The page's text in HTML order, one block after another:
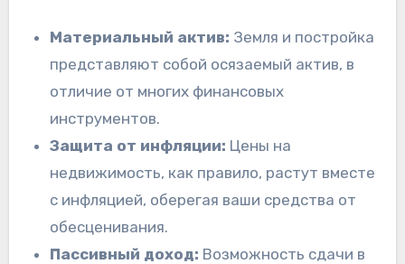
Материальный актив: Земля и постройка
представляют собой осязаемый актив, в
отличие от многих финансовых
инструментов.
Защита от инфляции: Цены на
недвижимость, как правило, растут вместе
с инфляцией, оберегая ваши средства от
обесценивания.
Пассивный доход: Возможность сдачи в